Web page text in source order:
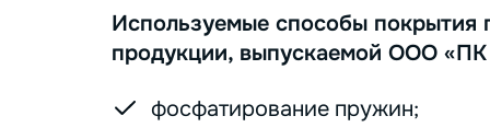
Используемые способы покрытия
продукции, выпускаемой ООО
фосфатирование пружин;